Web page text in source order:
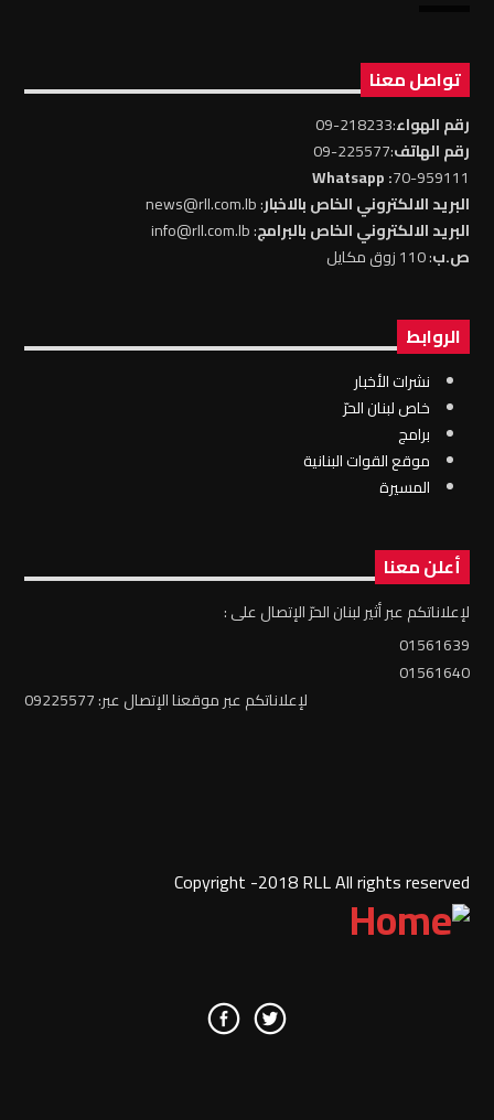
تواصل معنا
رقم الهواء:218233-09
رقم الهاتف:225577-09
70-959111
: Whatsapp
البريد الالكتروني الخاص بالاخبار: news@rll.com.lb
البريد الالكتروني الخاص بالبرامج: info@rll.com.lb
ص.ب: 110 زوق مكايل
الروابط
نشرات الأخبار
خاص لبنان الحرّ
برامج
موقع القوات البنانية
المسيرة
أعلن معنا
لإعلاناتكم عبر أثير لبنان الحرّ الإتصال على :
01561639
01561640
لإعلاناتكم عبر موقعنا الإتصال عبر: 09225577
Copyright -2018 RLL All rights reserved